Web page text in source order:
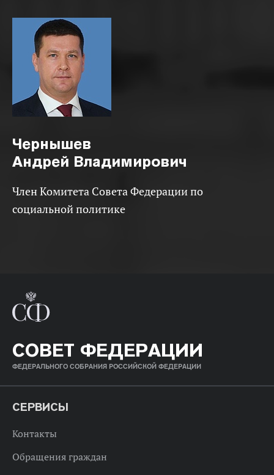
Чернышев
Андрей Владимирович
Член Комитета Совета Федерации по
социальной политике
СОВЕТ ФЕДЕРАЦИИ
ФЕДЕРАЛЬНОГО СОБРАНИЯ РОССИЙСКОЙ ФЕДЕРАЦИИ
СЕРВИСЫ
Контакты
Обращения граждан